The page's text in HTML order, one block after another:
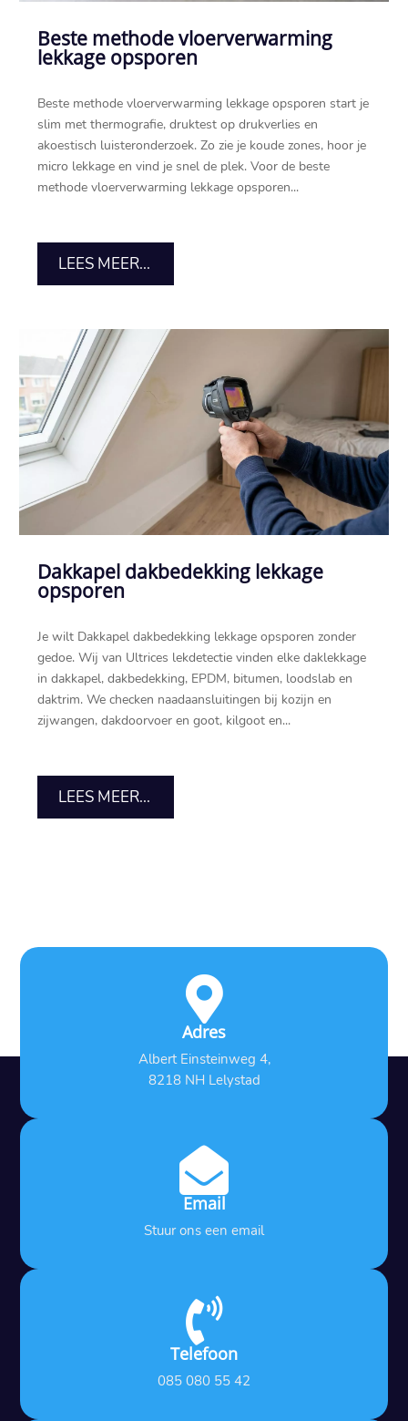
Beste methode vloerverwarming
lekkage opsporen
Beste methode vloerverwarming lekkage opsporen start je
slim met thermografie, druktest op drukverlies en
akoestisch luisteronderzoek.​ Zo zie je koude zones, hoor je
micro lekkage en vind je snel de plek.​ Voor de beste
methode vloerverwarming lekkage opsporen...
LEES MEER...
Dakkapel dakbedekking lekkage
opsporen
Je wilt Dakkapel dakbedekking lekkage opsporen zonder
gedoe.​ Wij van Ultrices lekdetectie vinden elke daklekkage
in dakkapel, dakbedekking, EPDM, bitumen, loodslab en
daktrim.​ We checken naadaansluitingen bij kozijn en
zijwangen, dakdoorvoer en goot, kilgoot en...
LEES MEER...

Adres
Albert Einsteinweg 4,
8218 NH Lelystad

Email
Stuur ons een email

Telefoon
085 080 55 42